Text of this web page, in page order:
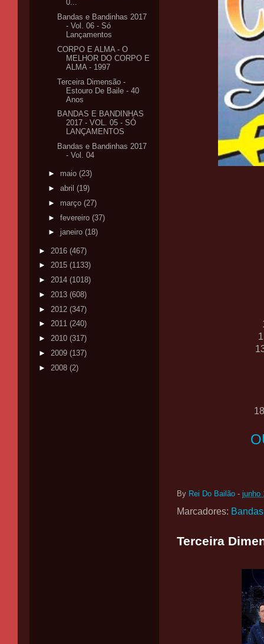
By Rei Do Bailão - junho
Marcadores: Bandas
Terceira
0...
Bandas e Bandinhas 2017
- Vol. 06 - Só
Lançamentos
CORPO E ALMA - O
MELHOR DO CORPO E
ALMA - 1997
Terceira Dimensão -
Estouro De Baile - 40
Anos
BANDAS E BANDINHAS
2017 - VOL. 05 - SÓ
LANÇAMENTOS
Bandas e Bandinhas 2017
- Vol. 04
► maio (23)
► abril (19)
► março (27)
► fevereiro (37)
► janeiro (18)
► 2016 (467)
► 2015 (1133)
► 2014 (1018)
► 2013 (608)
► 2012 (347)
► 2011 (240)
► 2010 (317)
► 2009 (137)
► 2008 (2)